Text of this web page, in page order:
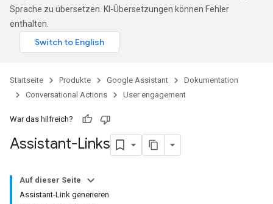
Sprache zu übersetzen. KI-Übersetzungen können Fehler
enthalten.
Startseite Produkte Google Assistant
Dokumentation
Conversational Actions
User engagement
War das hilfreich?
Assistant-Links
Auf dieser Seite
Assistant-Link generieren